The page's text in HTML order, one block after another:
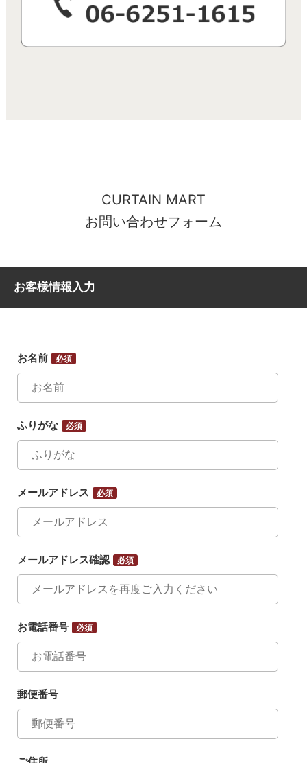
CURTAIN MART
お問い合わせフォーム
お客様情報入力
お名前 必須
ふりがな 必須
メールアドレス 必須
メールアドレス確認 必須
お電話番号 必須
郵便番号